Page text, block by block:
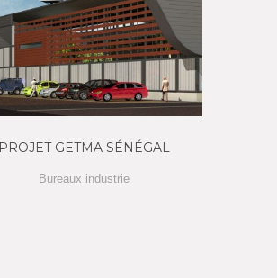
PROJET GETMA SÉNÉGAL
Bureaux industrie